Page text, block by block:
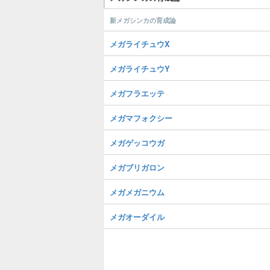
新メガシンカの育成論
メガライチュウX
メガライチュウY
メガフラエッテ
メガマフォクシー
メガゲッコウガ
メガブリガロン
メガメガニウム
メガオーダイル